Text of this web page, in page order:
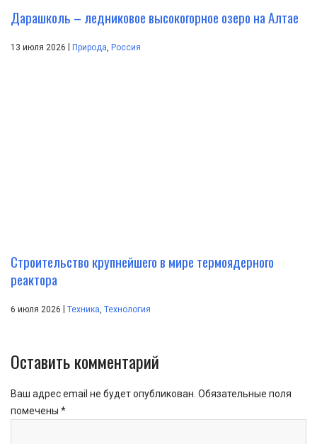
Дарашколь – ледниковое высокогорное озеро на Алтае
13 июля 2026 | Природа Россия
Строительство крупнейшего в мире термоядерного
реактора
6 июля 2026 Техника, Технология
Оставить комментарий
Ваш адрес email не будет опубликован. Обязательные поля
помечены *